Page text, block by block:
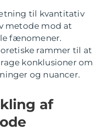
til kvantitativ
metode mod at
fænomener.
rammer til at
konklusioner om
og nuancer.
af